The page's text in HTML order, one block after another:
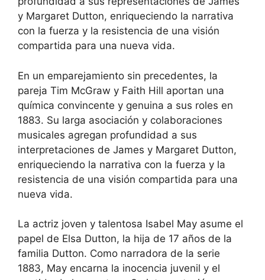
y Margaret Dutton, enriqueciendo la narrativa
con la fuerza y la resistencia de una visión
compartida para una nueva vida.
En un emparejamiento sin precedentes, la
pareja Tim McGraw y Faith Hill aportan una
química convincente y genuina a sus roles en
1883. Su larga asociación y colaboraciones
musicales agregan profundidad a sus
interpretaciones de James y Margaret Dutton,
enriqueciendo la narrativa con la fuerza y la
resistencia de una visión compartida para una
nueva vida.
La actriz joven y talentosa Isabel May asume el
papel de Elsa Dutton, la hija de 17 años de la
familia Dutton. Como narradora de la serie
1883, May encarna la inocencia juvenil y el